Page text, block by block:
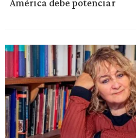
América debe potenciar